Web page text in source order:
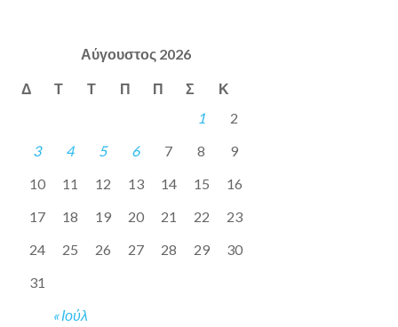
Αύγουστος 2026
Δ Τ Τ Π Π Σ Κ
« Ιούλ
1
2
3
4 5 6 7 8
9
10
11 12 13 14 15
16
17
18 19 20 21 22
23
24
25 26 27 28 29
30
31